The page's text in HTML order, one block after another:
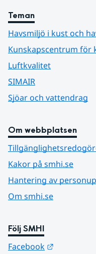
Teman
Havsmiljö i kust och
Kunskapscentrum för
Luftkvalitet
SIMAIR
Sjöar och vattendrag
Om webbplatsen
Kakor på smhi.se
Hantering av
Om smhi.se
Följ SMHI
Facebook